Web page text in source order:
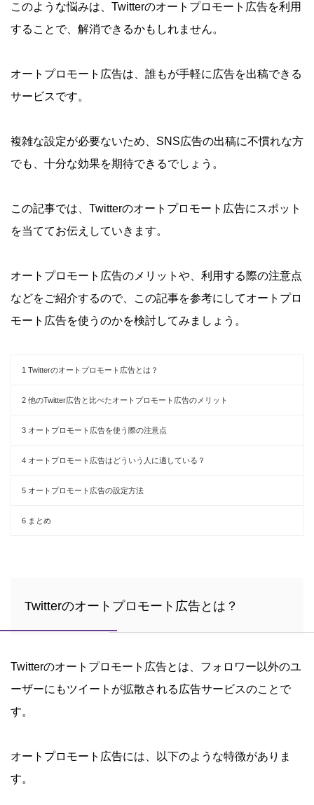
このような悩みは、Twitterのオートプロモート広告を利用
することで、解消できるかもしれません。
オートプロモート広告は、誰もが手軽に広告を出稿できる
サービスです。
複雑な設定が必要ないため、SNS広告の出稿に不慣れな方
でも、十分な効果を期待できるでしょう。
この記事では、Twitterのオートプロモート広告にスポット
を当ててお伝えしていきます。
オートプロモート広告のメリットや、利用する際の注意点
などをご紹介するので、この記事を参考にしてオートプロ
モート広告を使うのかを検討してみましょう。
1 Twitterのオートプロモート広告とは？
2 他のTwitter広告と比べたオートプロモート広告のメリット
3 オートプロモート広告を使う際の注意点
4 オートプロモート広告はどういう人に適している？
5 オートプロモート広告の設定方法
6 まとめ
Twitterのオートプロモート広告とは？
Twitterのオートプロモート広告とは、フォロワー以外のユ
ーザーにもツイートが拡散される広告サービスのことで
す。
オートプロモート広告には、以下のような特徴がありま
す。